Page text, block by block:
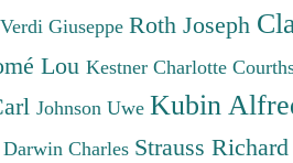
Verdi Giuseppe Roth Joseph
Lou Kestner Charlotte
Johnson Uwe Kubin
Darwin Charles Strauss Richard